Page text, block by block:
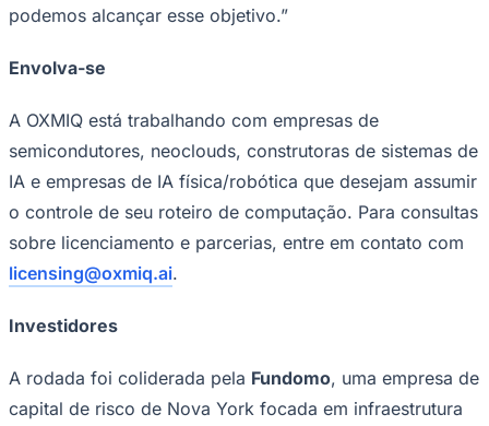
podemos alcançar esse objetivo.”
Envolva-se
A OXMIQ está trabalhando com empresas de
semicondutores, neoclouds, construtoras de sistemas de
IA e empresas de IA física/robótica que desejam assumir
o controle de seu roteiro de computação. Para consultas
sobre licenciamento e parcerias, entre em contato com
licensing@oxmiq.ai.
Investidores
A rodada foi coliderada pela Fundomo, uma empresa de
capital de risco de Nova York focada em infraestrutura